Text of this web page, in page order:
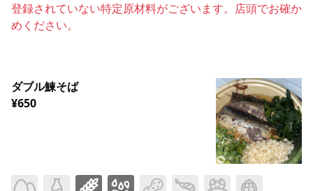
登録されていない特定原材料がございます。店頭でお確か
めください。
ダブル鰊そば
¥650